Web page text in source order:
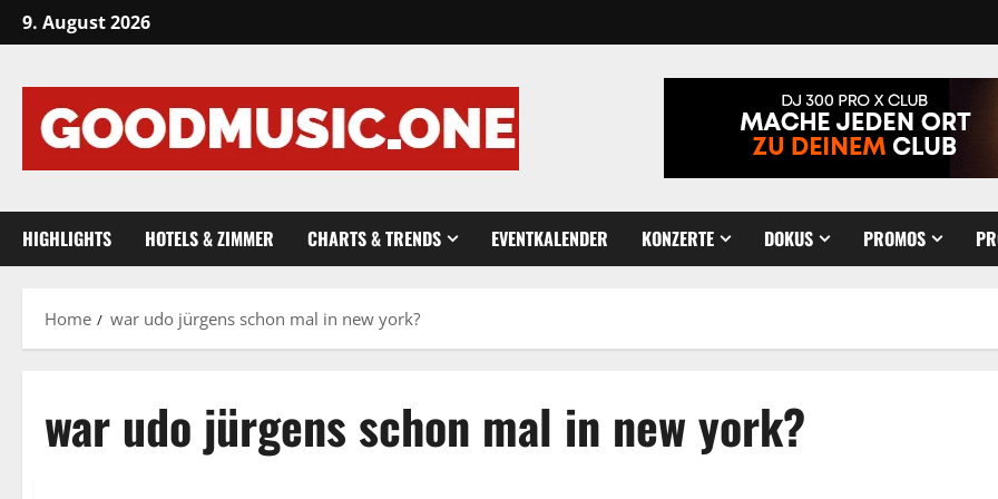
Skip
to
9. August 2026
HIGHLIGHTS HOTELS & ZIMMER CHARTS & TRENDS EVENTKALENDER KONZERTE DOKUS PROMOS
Home war udo jürgens schon mal in new york?
war udo jürgens schon mal in new york?